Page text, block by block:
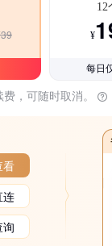
12
¥
每日
，可随时取消。
看
连